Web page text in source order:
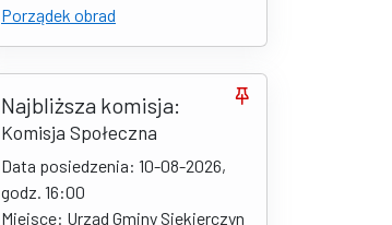
Porządek obrad
Najbliższa komisja:
Komisja Społeczna
Data posiedzenia: 10-08-2026,
godz. 16:00
Miejsce: Urząd Gminy Siekierczyn